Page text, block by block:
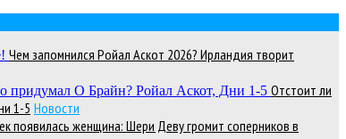
Чем запомнился Ройал Аскот 2026? Ирландия творит
Отстоит ли
1-5 Новости
появилась женщина: Шери Деву громит соперников в